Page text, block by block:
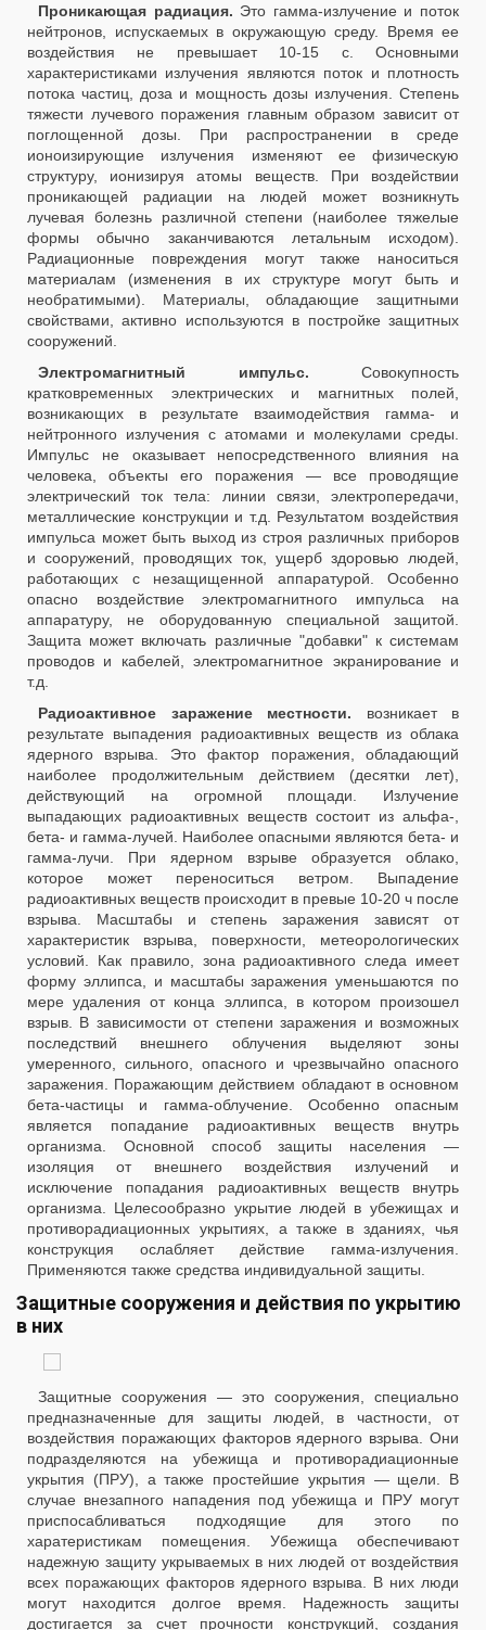
Проникающая радиация. Это гамма-излучение и поток
нейтронов, испускаемых в окружающую среду. Время ее
воздействия не превышает 10-15 с. Основными
характеристиками излучения являются поток и плотность
потока частиц, доза и мощность дозы излучения. Степень
тяжести лучевого поражения главным образом зависит от
поглощенной дозы. При распространении в среде
ионоизирующие излучения изменяют ее физическую
структуру, ионизируя атомы веществ. При воздействии
проникающей радиации на людей может возникнуть
лучевая болезнь различной степени (наиболее тяжелые
формы обычно заканчиваются летальным исходом).
Радиационные повреждения могут также наноситься
материалам (изменения в их структуре могут быть и
необратимыми). Материалы, обладающие защитными
свойствами, активно используются в постройке защитных
сооружений.
Электромагнитный импульс. Совокупность
кратковременных электрических и магнитных полей,
возникающих в результате взаимодействия гамма- и
нейтронного излучения с атомами и молекулами среды.
Импульс не оказывает непосредственного влияния на
человека, объекты его поражения — все проводящие
электрический ток тела: линии связи, электропередачи,
металлические конструкции и т.д. Результатом воздействия
импульса может быть выход из строя различных приборов
и сооружений, проводящих ток, ущерб здоровью людей,
работающих с незащищенной аппаратурой. Особенно
опасно воздействие электромагнитного импульса на
аппаратуру, не оборудованную специальной защитой.
Защита может включать различные "добавки" к системам
проводов и кабелей, электромагнитное экранирование и
т.д.
Радиоактивное заражение местности.
возникает в
результате выпадения радиоактивных веществ из облака
ядерного взрыва. Это фактор поражения, обладающий
наиболее продолжительным действием (десятки лет),
действующий на огромной площади. Излучение
выпадающих радиоактивных веществ состоит из альфа-,
бета- и гамма-лучей. Наиболее опасными являются бета- и
гамма-лучи. При ядерном взрыве образуется облако,
которое может переноситься ветром. Выпадение
радиоактивных веществ происходит в превые 10-20 ч после
взрыва. Масштабы и степень заражения зависят от
характеристик взрыва, поверхности, метеорологических
условий. Как правило, зона радиоактивного следа имеет
форму эллипса, и масштабы заражения уменьшаются по
мере удаления от конца эллипса, в котором произошел
взрыв. В зависимости от степени заражения и возможных
последствий внешнего облучения выделяют зоны
умеренного, сильного, опасного и чрезвычайно опасного
заражения. Поражающим действием обладают в основном
бета-частицы и гамма-облучение. Особенно опасным
является попадание радиоактивных веществ внутрь
организма. Основной способ защиты населения —
изоляция от внешнего воздействия излучений и
исключение попадания радиоактивных веществ внутрь
организма. Целесообразно укрытие людей в убежищах и
противорадиационных укрытиях, а также в зданиях, чья
конструкция ослабляет действие гамма-излучения.
Применяются также средства индивидуальной защиты.
Защитные сооружения и действия по укрытию
в них
Защитные сооружения — это сооружения, специально
предназначенные для защиты людей, в частности, от
воздействия поражающих факторов ядерного взрыва. Они
подразделяются на убежища и противорадиационные
укрытия (ПРУ), а также простейшие укрытия — щели. В
случае внезапного нападения под убежища и ПРУ могут
приспосабливаться подходящие для этого по
харатеристикам помещения. Убежища обеспечивают
надежную защиту укрываемых в них людей от воздействия
всех поражающих факторов ядерного взрыва. В них люди
могут находится долгое время. Надежность защиты
достигается за счет прочности конструкций, создания